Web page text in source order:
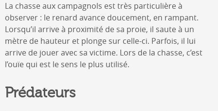
La chasse aux campagnols est très particulière à
observer : le renard avance doucement, en rampant.
Lorsqu’il arrive à proximité de sa proie, il saute à un
mètre de hauteur et plonge sur celle-ci. Parfois, il lui
arrive de jouer avec sa victime. Lors de la chasse, c’est
l’ouïe qui est le sens le plus utilisé.
Prédateurs